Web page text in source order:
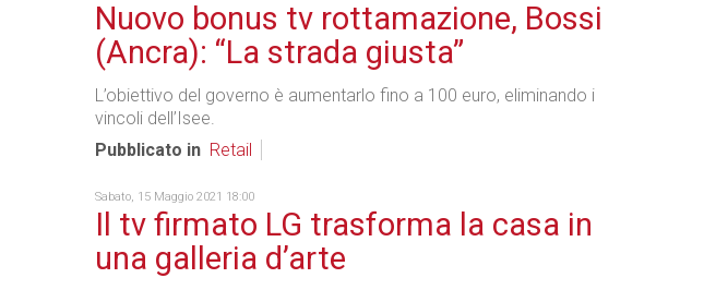
Nuovo bonus tv rottamazione, Bossi
(Ancra): “La strada giusta”
L’obiettivo del governo è aumentarlo fino a 100 euro, eliminando i
vincoli dell’Isee.
Pubblicato in Retail
Sabato, 15 Maggio 2021 18:00
Il tv firmato LG trasforma la casa in
una galleria d’arte